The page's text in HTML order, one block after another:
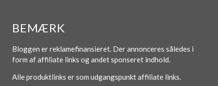
BEMÆRK
Bloggen er reklamefinansieret. Der annonceres således i
form af affiliate links og andet sponseret indhold.
Alle produktlinks er som udgangspunkt affiliate links.